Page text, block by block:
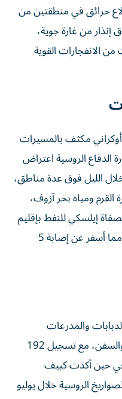
حرائق في منطقتين من
‌إنذار من غارة جوية،
الانفجارات ⁠القوية
مكثف بالمسيرات
الروسية اعتراض
خلال الليل فوق عدة مناطق،
ومياه بحر آزوف،
إيلسكي للنفط بإقليم
كراسنودار إثر سقوط حطام مسيرة، مما أسفر عن إصابة 5
والمدرعات
والمنظومات المدفعية والطائرات والسفن، مع تسجيل 192
في حين أكدت كييف
الروسية خلال يوليو